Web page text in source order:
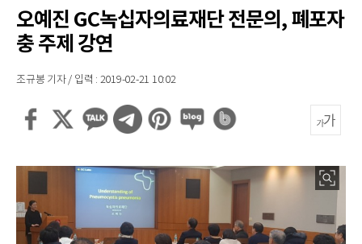
오예진 GC녹십자의료재단 전문의, 폐포자
충 주제 강연
조규봉 기자 / 입력 : 2019-02-21 10:02